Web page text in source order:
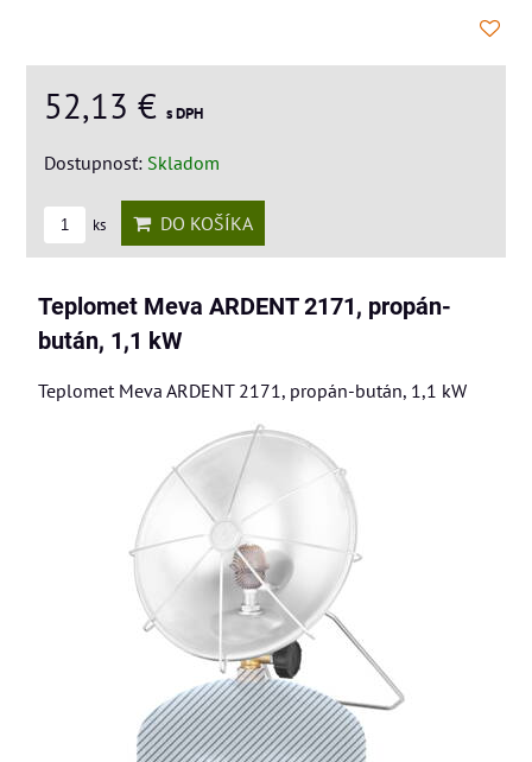
52,13 € s DPH
Dostupnosť: Skladom
ks DO KOŠÍKA
Teplomet Meva ARDENT 2171, propán-
bután, 1,1 kW
Teplomet Meva ARDENT 2171, propán-bután, 1,1 kW